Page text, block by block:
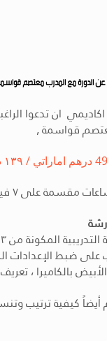
عن الدورة مع المدرب معتصم
ان تدعوا
ضبط الإعدادات
بالكاميرا ،
كيفية ترتيب